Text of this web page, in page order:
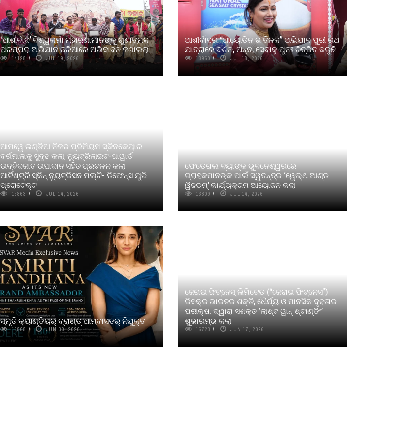
‘ଆଶୀର୍ବାଦ’ ବିଶ୍ୱକର୍ମା ମହାରଣାମାନଙ୍କୁ ଗୁଣାତ୍ମକ
ପରମ୍ପରା ଅଭିଯାନ ଜରିଆରେ ଅଭିବାଦନ ଜଣାଇଲା
14128 JUL 19, 2026
ଆଶୀର୍ବାଦର “ଆୟୋଡିନ ର ତିଳକ” ଅଭିଯାନ ପୁରୀ ରଥ
ଯାତ୍ରାରେ ଦର୍ଶନ, ଅନ୍ନ, ସେବାକୁ ପୁନଃ ଚିତ୍ରିତ କରୁଛି
13950 JUL 18, 2026
ଆମୱେ ଇଣ୍ଡିଆ ନିଜର ପ୍ରିମିୟମ ସ୍କିନକେୟାର
ବର୍ଗମାଳାକୁ ସୁଦୃଢ କଲା, ନୁ୍ୟଟ୍ରିଲାଇଟ-ପାୱାର୍ଡ
ଉଦ୍ଦିଦଜାତ ଉପାଦାନ ସହିତ ପ୍ରଚଳନ କଲା
ଆର୍ଟିଷ୍ଟ୍ରି ସ୍କିନ୍‌ ନୁ୍ୟଟ୍ରିସନ ମଲ୍‌ଟି- ଡିଫେନ୍ସ ୟୁଭି
ପ୍ରୋଟେକ୍ଟ
15863 JUL 14, 2026
ଫେଡେରାଲ ବ୍ୟାଙ୍କ ଭୁବନେଶ୍ୱରରେ
ଗ୍ରାହକମାନଙ୍କ ପାଇଁ ସ୍ୱତନ୍ତ୍ର ‘ୱେଲ୍‌ଥ ଆଣ୍ଡ
ୱିଜଡମ୍‌’ କାର୍ଯ୍ୟକ୍ରମ ଆୟୋଜନ କଲା
13809 JUL 14, 2026
ସ୍ମୃତି କ୍ୟାଣ୍ଡିୟର୍‌ ବ୍ରାଣ୍ଡ୍‌ ଆମ୍ବାସଡର୍‌ ନିଯୁକ୍ତ
15868 JUN 30, 2026
ଜେରାଇ ଫିଟ୍‌ନେସ୍‌ ଲିମିଟେଡ (“ଜେରାଇ ଫିଟ୍‌ନେସ୍‌”)
ରିବକ୍‌ର ଭାରତର ଶକ୍ତି, ଧୈର୍ଯ୍ୟ ଓ ମାନସିକ ଦୃଢତାର
ପରୀକ୍ଷା ଦ୍ୱାରା ସଶକ୍ତ ‘ଲାଷ୍ଟ ୱାନ୍‌ ଷ୍ଟାଣ୍ଡିଂ’
ଶୁଭାରମ୍ଭ କଲା
15723 JUN 17, 2026